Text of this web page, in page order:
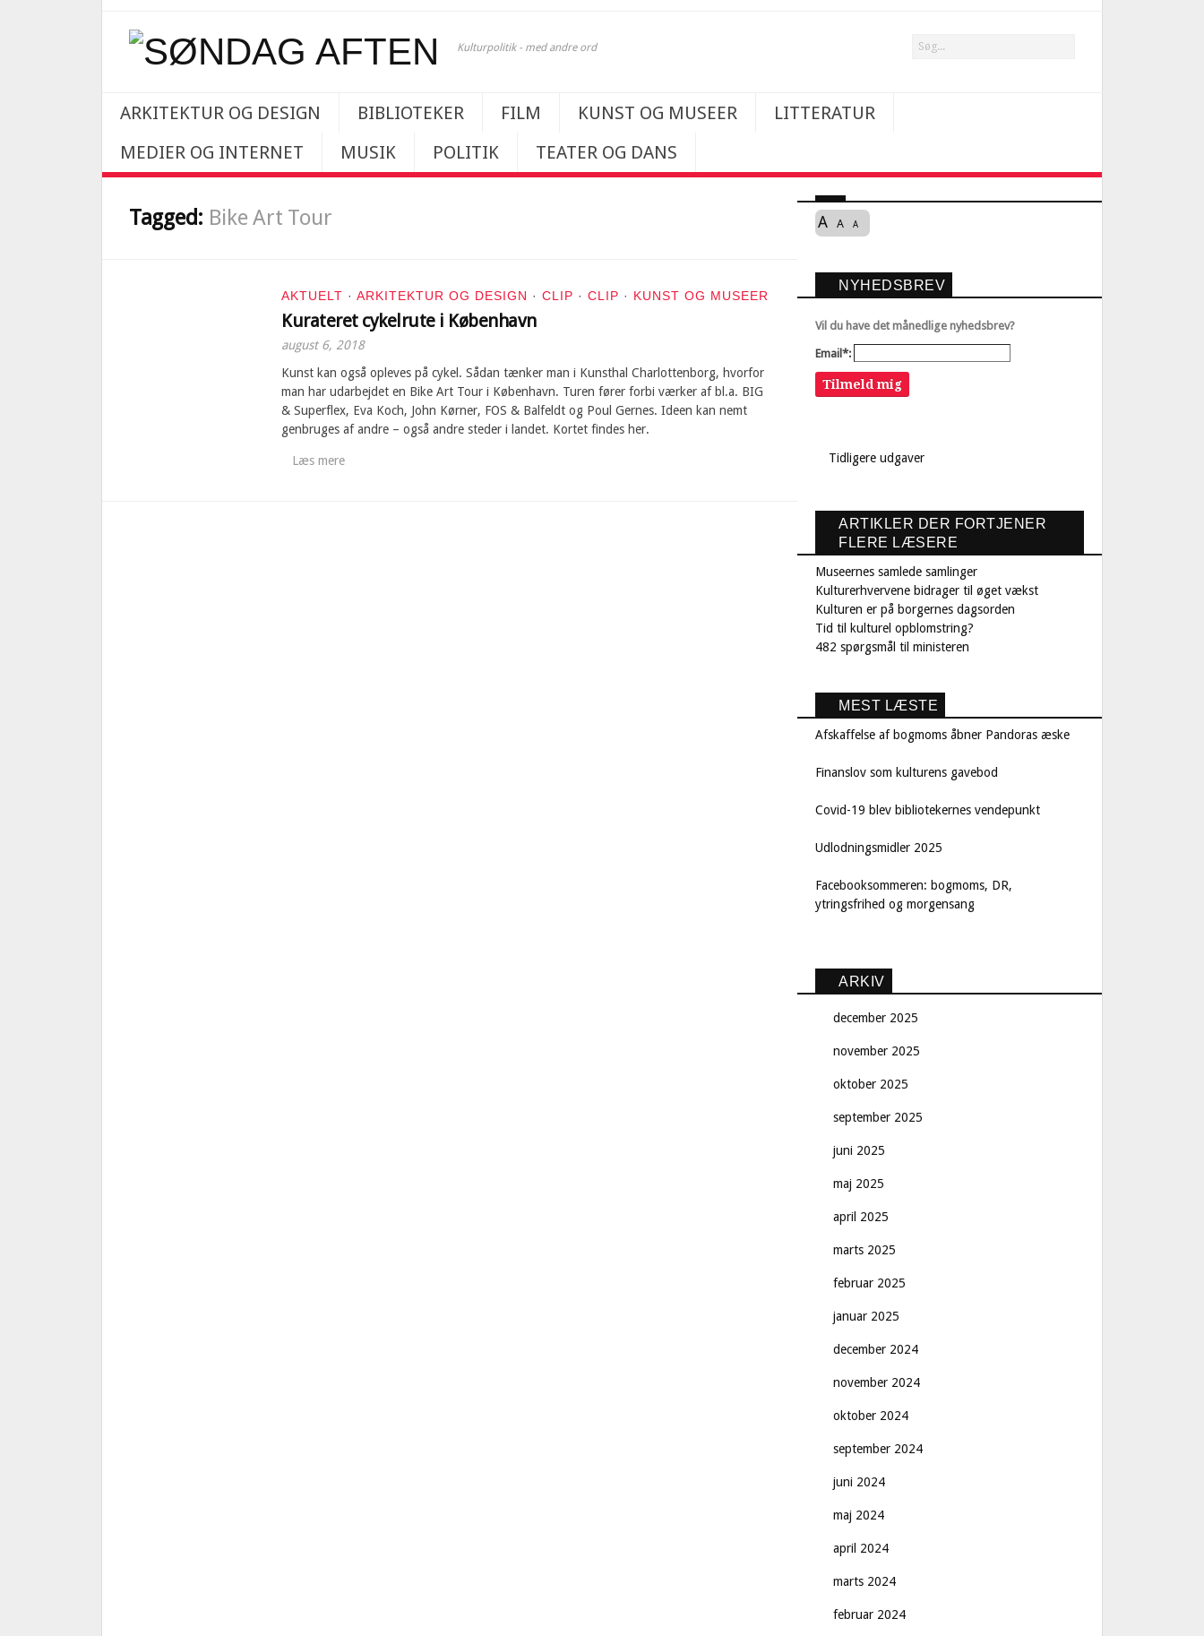
Kulturpolitik - med andre ord
ARKITEKTUR OG DESIGN BIBLIOTEKER FILM KUNST OG MUSEER
LITTERATUR
MEDIER OG INTERNET
MUSIK POLITIK TEATER OG DANS
Tagged: Bike Art Tour
AKTUELT · ARKITEKTUR OG DESIGN · CLIP · CLIP · KUNST OG MUSEER
Kurateret cykelrute i København
august 6, 2018
Kunst kan også opleves på cykel. Sådan tænker man i Kunsthal Charlottenborg, hvorfor
man har udarbejdet en Bike Art Tour i København. Turen fører forbi værker af bl.a. BIG
& Superflex, Eva Koch, John Kørner, FOS & Balfeldt og Poul Gernes. Ideen kan nemt
genbruges af andre – også andre steder i landet. Kortet findes her.
Læs mere
A A A
NYHEDSBREV
Vil du have det månedlige nyhedsbrev?
Email*:
Tilmeld mig
Tidligere udgaver
ARTIKLER DER FORTJENER
FLERE LÆSERE
Museernes samlede samlinger
Kulturerhvervene bidrager til øget vækst
Kulturen er på borgernes dagsorden
Tid til kulturel opblomstring?
482 spørgsmål til ministeren
MEST LÆSTE
Afskaffelse af bogmoms åbner Pandoras æske
Finanslov som kulturens gavebod
Covid-19 blev bibliotekernes vendepunkt
Udlodningsmidler 2025
Facebooksommeren: bogmoms, DR,
ytringsfrihed og morgensang
ARKIV
december 2025
november 2025
oktober 2025
september 2025
juni 2025
maj 2025
april 2025
marts 2025
februar 2025
januar 2025
december 2024
november 2024
oktober 2024
september 2024
juni 2024
maj 2024
april 2024
marts 2024
februar 2024